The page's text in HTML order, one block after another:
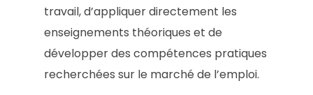
travail, d’appliquer directement les
enseignements théoriques et de
développer des compétences pratiques
recherchées sur le marché de l’emploi.